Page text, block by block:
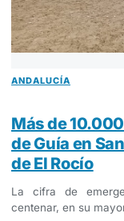
ANDALUCÍA
Más de
de Guía en
de El Rocío
La cifra de
centenar, en su